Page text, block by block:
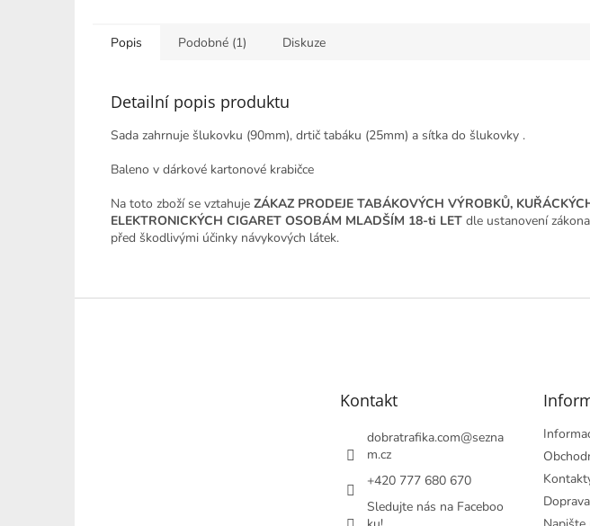
Popis Podobné (1) Diskuze
Detailní popis produktu
Sada zahrnuje šlukovku (90mm), drtič tabáku (25mm) a sítka do šlukovky .
Baleno v dárkové kartonové krabičce
Na toto zboží se vztahuje ZÁKAZ PRODEJE TABÁKOVÝCH VÝROBKŮ,
ELEKTRONICKÝCH CIGARET OSOBÁM MLADŠÍM 18-ti LET dle ustanovení
před škodlivými účinky návykových látek.
Kontakt
dobratrafika.com@sezna
m.cz
+420 777 680 670
Sledujte nás na Faceboo